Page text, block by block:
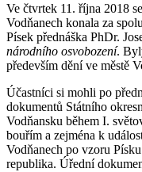
Ve čtvrtek 11. října 2018
Vodňanech konala za
Písek přednáška PhDr.
národního osvobození.
především dění ve městě
Účastníci si mohli po
dokumentů Státního
Vodňansku během I.
bouřím a zejména k
Vodňanech po vzoru
republika. Úřední